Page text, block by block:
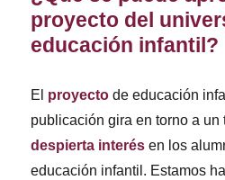
proyecto del
educación infantil?
El proyecto de educación
publicación gira en torno a un
despierta interés en los
educación infantil. Estamos